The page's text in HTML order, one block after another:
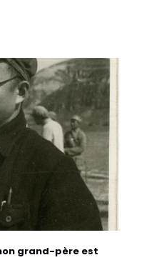
grand-père est